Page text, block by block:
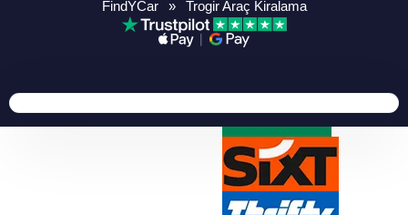
FindYCar » Trogir Araç Kiralama